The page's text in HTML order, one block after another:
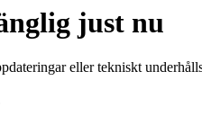
just nu
eller tekniskt